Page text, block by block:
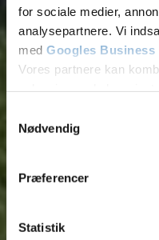
for sociale medier,
analysepartnere. Vi
med Googles
Vores partnere kan
Nødvendig
Præferencer
Statistik
Tilføj filer (max 5)
Bliv kontaktet